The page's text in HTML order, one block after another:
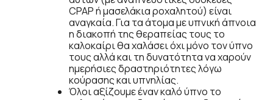
CPAP ή μασελάκια ροχαλητού) είναι
αναγκαία. Για τα άτομα με υπνική άπνοια
η διακοπή της θεραπείας τους το
καλοκαίρι θα χαλάσει όχι μόνο τον ύπνο
τους αλλά και τη δυνατότητα να χαρούν
ημερήσιες δραστηριότητες λόγω
κούρασης και υπνηλίας.
Όλοι αξίζουμε έναν καλό ύπνο το